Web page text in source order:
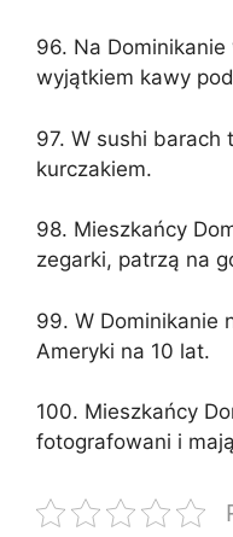
96. Na
wyjątkiem kawy
97. W sushi barach
kurczakiem.
98. Mieszkańcy
zegarki, patrzą na
99. W Dominikanie
Ameryki na 10 lat.
100. Mieszkańcy
fotografowani i